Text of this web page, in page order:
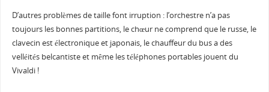
D’autres problèmes de taille font irruption : l’orchestre n’a pas
toujours les bonnes partitions, le chœur ne comprend que le russe, le
clavecin est électronique et japonais, le chauffeur du bus a des
velléités belcantiste et même les téléphones portables jouent du
Vivaldi !